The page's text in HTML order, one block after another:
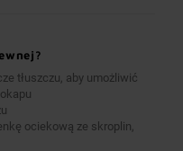
tłuszczu, aby umożliwić
ociekową ze skroplin,